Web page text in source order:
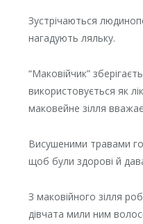
Зустрічаються
нагадують ляльку.
“Маковійчик”
використовується як
маковейне зілля
Висушеними травами
щоб були здорові й
З маковійного зілля
дівчата мили ним